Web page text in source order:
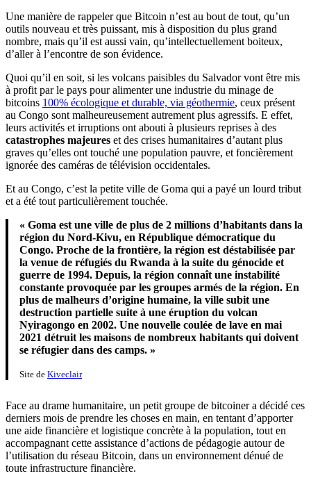
Une manière de rappeler que Bitcoin n’est au bout de tout, qu’un
outils nouveau et très puissant, mis à disposition du plus grand
nombre, mais qu’il est aussi vain, qu’intellectuellement boiteux,
d’aller à l’encontre de son évidence.
Quoi qu’il en soit, si les volcans paisibles du Salvador vont être mis
à profit par le pays pour alimenter une industrie du minage de
bitcoins 100% écologique et durable, via géothermie, ceux présent
au Congo sont malheureusement autrement plus agressifs. E effet,
leurs activités et irruptions ont abouti à plusieurs reprises à des
catastrophes majeures et des crises humanitaires d’autant plus
graves qu’elles ont touché une population pauvre, et foncièrement
ignorée des caméras de télévision occidentales.
Et au Congo, c’est la petite ville de Goma qui a payé un lourd tribut
et a été tout particulièrement touchée.
« Goma est une ville de plus de 2 millions d’habitants dans la
région du Nord-Kivu, en République démocratique du
Congo. Proche de la frontière, la région est déstabilisée par
la venue de réfugiés du Rwanda à la suite du génocide et
guerre de 1994. Depuis, la région connaît une instabilité
constante provoquée par les groupes armés de la région. En
plus de malheurs d’origine humaine, la ville subit une
destruction partielle suite à une éruption du volcan
Nyiragongo en 2002. Une nouvelle coulée de lave en mai
2021 détruit les maisons de nombreux habitants qui doivent
se réfugier dans des camps. »
Site de Kiveclair
Face au drame humanitaire, un petit groupe de bitcoiner a décidé ces
derniers mois de prendre les choses en main, en tentant d’apporter
une aide financière et logistique concrète à la population, tout en
accompagnant cette assistance d’actions de pédagogie autour de
l’utilisation du réseau Bitcoin, dans un environnement dénué de
toute infrastructure financière.